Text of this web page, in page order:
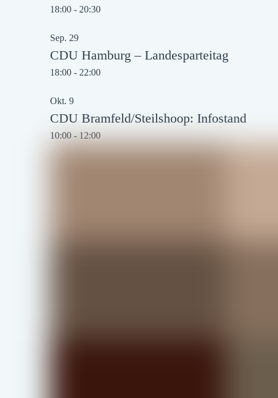
18:00 - 20:30
Sep. 29
CDU Hamburg – Landesparteitag
18:00 - 22:00
Okt. 9
CDU Bramfeld/Steilshoop: Infostand
10:00 - 12:00